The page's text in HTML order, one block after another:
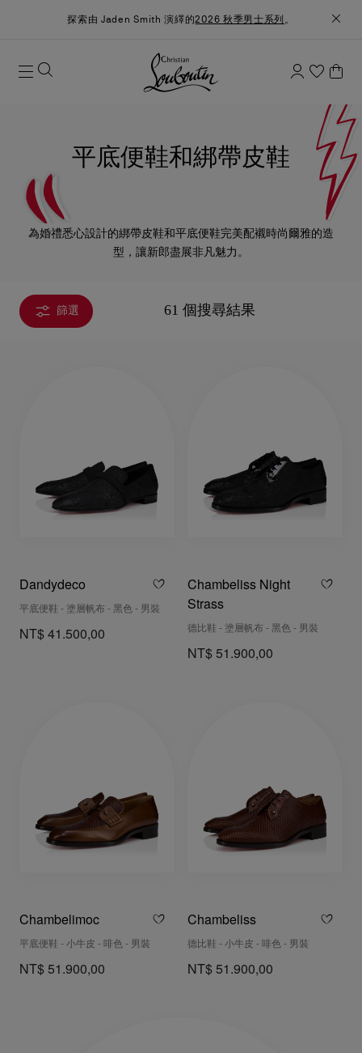
探索由 Jaden Smith 演繹的2026 秋季男士系列 。
平底便鞋和綁帶皮鞋
為婚禮悉心設計的綁帶皮鞋和平底便鞋完美配襯時尚爾雅的造
型，讓新郎盡展非凡魅力。
篩選 61 個搜尋結果
Dandydeco
平底便鞋 - 塗層帆布 - 黑色 - 男裝
NT$ 41.500,00
Chambeliss Night
Strass
德比鞋 - 塗層帆布 - 黑色 - 男裝
NT$ 51.900,00
Chambelimoc
平底便鞋 - 小牛皮 - 啡色 - 男裝
NT$ 51.900,00
Chambeliss
德比鞋 - 小牛皮 - 啡色 - 男裝
NT$ 51.900,00